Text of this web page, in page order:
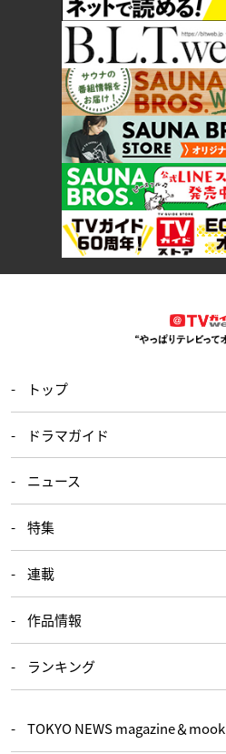
トップ
ドラマガイド
ニュース
特集
連載
作品情報
ランキング
TOKYO NEWS magazine＆mook